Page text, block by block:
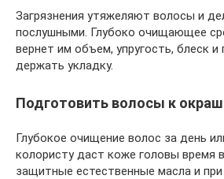
Загрязнения утяжеляют волосы и
послушными. Глубоко очищающее
вернет им объем, упругость, блеск
держать укладку.
Подготовить волосы к
Глубокое очищение волос за день
колористу даст коже головы время
защитные естественные масла и